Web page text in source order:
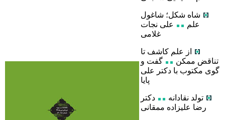
شاه شکل؛ شاغول
علم
علی نجات
غلامی
از علم کاشف تا
تناقض ممکن
گفت و
گوی مکتوب با دکتر علی
پایا
تولد نقادانه
دکتر
رضا علیزاده ممقانی